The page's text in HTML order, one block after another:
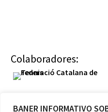
BANER INFORMATIVO
Colaboradores: